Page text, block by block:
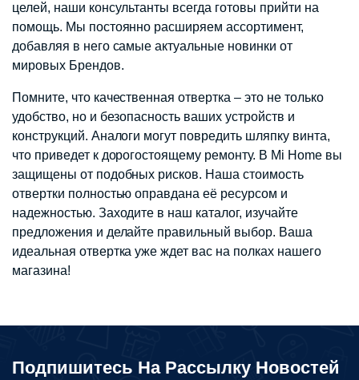
целей, наши консультанты всегда готовы прийти на
помощь. Мы постоянно расширяем ассортимент,
добавляя в него самые актуальные новинки от
мировых Брендов.
Помните, что качественная отвертка – это не только
удобство, но и безопасность ваших устройств и
конструкций. Аналоги могут повредить шляпку винта,
что приведет к дорогостоящему ремонту. В Mi Home вы
защищены от подобных рисков. Наша стоимость
отвертки полностью оправдана её ресурсом и
надежностью. Заходите в наш каталог, изучайте
предложения и делайте правильный выбор. Ваша
идеальная отвертка уже ждет вас на полках нашего
магазина!
Подпишитесь На Рассылку Новостей